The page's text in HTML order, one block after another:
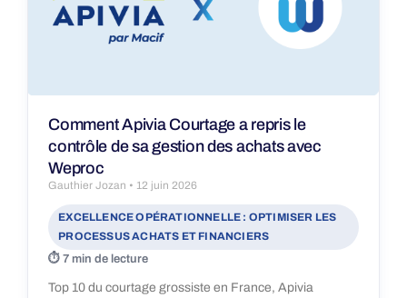
Comment Apivia Courtage a repris le
contrôle de sa gestion des achats avec
Weproc
Gauthier Jozan 12 juin 2026
EXCELLENCE OPÉRATIONNELLE : OPTIMISER LES
PROCESSUS ACHATS ET FINANCIERS
7 min de lecture
Top 10 du courtage grossiste en France, Apivia